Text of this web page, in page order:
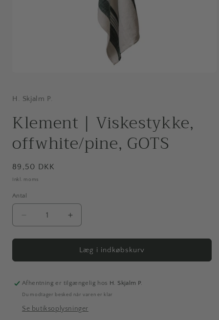
i
modus
H. Skjalm P.
Klement | Viskestykke,
offwhite/pine, GOTS
Normalpris
89,50 DKK
Inkl. moms
Antal
Antal
Reducer
antallet
for
|
offwhite/pine,
GOTS
Øg
antallet
for
Klement
|
offwhite/pine,
GOTS
Læg i indkøbskurv
Afhentning er tilgængelig hos H. Skjalm P.
Du modtager besked når varen er klar
Se butiksoplysninger